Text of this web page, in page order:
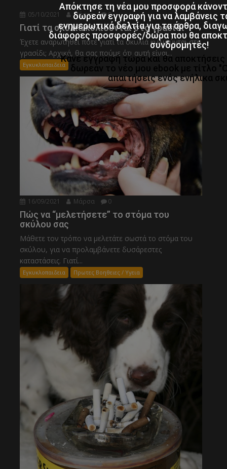
05/10/2021 Μάρσα 0
Γιατί τα σκυλιά κυλιούνται στο γρασίδι
Έχετε αναρωτηθεί ποτέ γιατί τα σκυλιά κυλιούνται στο
γρασίδι; Αρχικά, θα σας πούμε ότι αυτή είναι...
Εγκυκλοπαιδεια
16/09/2021 Μάρσα 0
Πώς να “μελετήσετε” το στόμα του
σκύλου σας
Μάθετε τον τρόπο να μελετάτε σωστά το στόμα του
σκύλου, για να προλαμβάνετε δυσάρεστες
καταστάσεις. Γιατί...
Εγκυκλοπαιδεια Πρωτες Βοηθειες / Υγεια
Απόκτησε τη νέα μου προσφορά
δωρεάν εγγραφή για να λαμβάνεις
ενημερωτικά δελτία για τα άρθρα,
διάφορες προσφορές/δώρα που θα
συνδρομητές!
Κάνε εγγραφή τώρα και θα
απαιτήσεις ενός ενήλικα